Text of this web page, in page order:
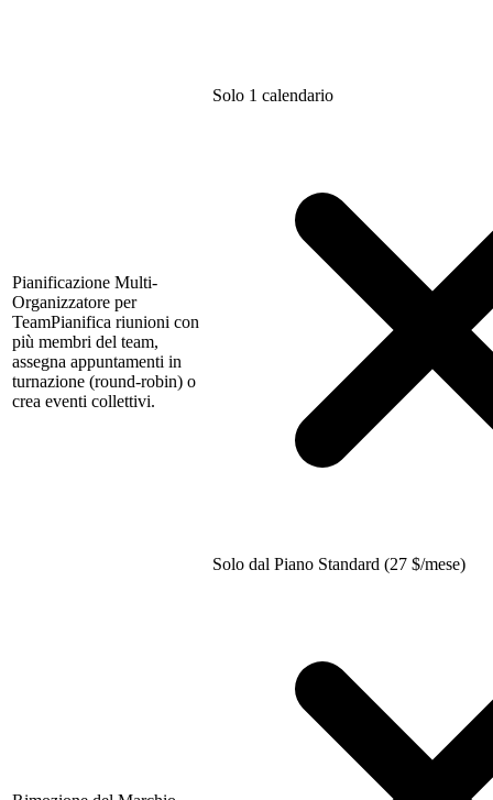
Solo 1 calendario
Pianificazione Multi-
Organizzatore per
TeamPianifica riunioni con
più membri del team,
assegna appuntamenti in
turnazione (round-robin) o
crea eventi collettivi.
Solo dal Piano Standard (27 $/mese)